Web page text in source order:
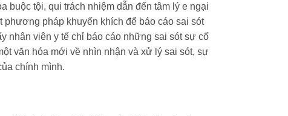
buộc tội, qui trách nhiệm dẫn đến tâm lý e ngại
pháp khuyến khích để báo cáo sai sót
nhân viên y tế chỉ báo cáo những sai sót sự cố
văn hóa mới về nhìn nhận và xử lý sai sót, sự
chính mình.